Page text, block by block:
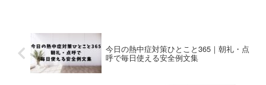
今日の熱中症対策ひとこと365｜朝礼・点
呼で毎日使える安全例文集